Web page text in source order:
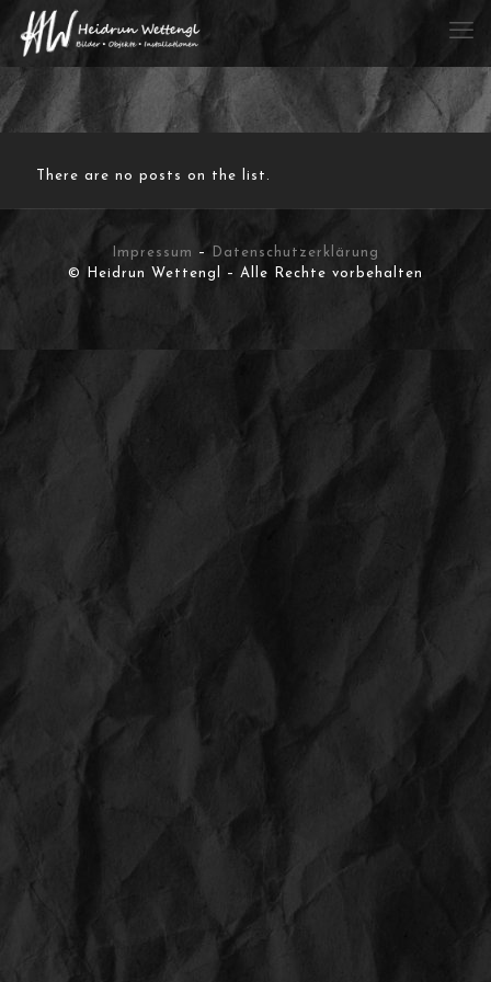
There are no posts on the list.
Impressum –
Datenschutzerklärung
© Heidrun Wettengl – Alle Rechte vorbehalten